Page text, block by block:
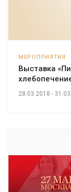
МЕРОПРИЯТИЯ
Выставка
28.03.2018 -